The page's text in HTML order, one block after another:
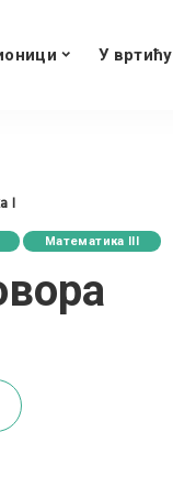
У вртићу
I
Математика III